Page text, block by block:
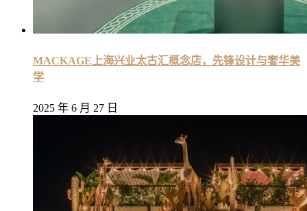
MACKAGE上海兴业太古汇概念店，先锋设计与奢华美
学
2025 年 6 月 27 日